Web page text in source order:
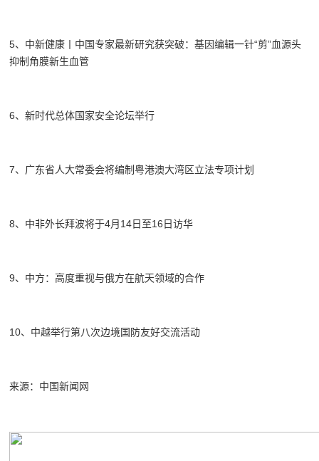
5、中新健康丨中国专家最新研究获突破：基因编辑一针“剪”血源头
抑制角膜新生血管
6、新时代总体国家安全论坛举行
7、广东省人大常委会将编制粤港澳大湾区立法专项计划
8、中非外长拜波将于4月14日至16日访华
9、中方：高度重视与俄方在航天领域的合作
10、中越举行第八次边境国防友好交流活动
来源：中国新闻网